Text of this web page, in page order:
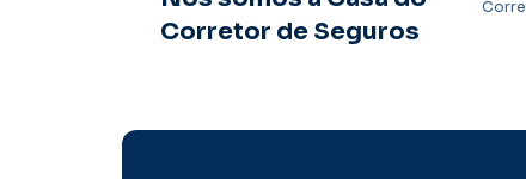
Corretor de Seguros